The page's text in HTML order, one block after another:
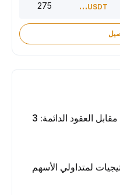
150USDT
xStocks مقابل عقود الفروقات مقابل العقود الدائمة: 3
لمتداولي الأسهم